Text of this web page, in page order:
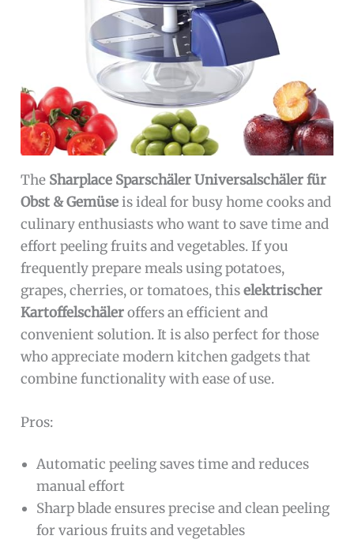
The Sharplace Sparschäler Universalschäler für
Obst & Gemüseis ideal for busy home cooks and
culinary enthusiasts who want to save time and
effort peeling fruits and vegetables. If you
frequently prepare meals using potatoes,
grapes, cherries, or tomatoes, thiselektrischer
Kartoffelschäleroffers an efficient and
convenient solution. It is also perfect for those
who appreciate modern kitchen gadgets that
combine functionality with ease of use.
Pros:
Automatic peeling saves time and reduces
manual effort
Sharp blade ensures precise and clean peeling
for various fruits and vegetables